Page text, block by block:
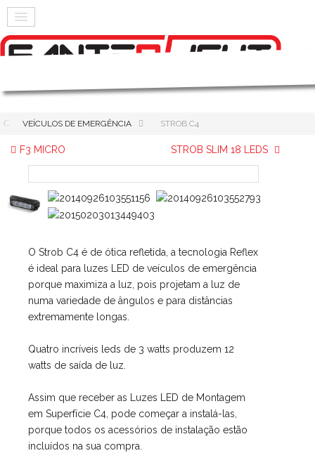
VEÍCULOS DE EMERGÊNCIA STROB C4
F3 MICRO STROB SLIM 18 LEDS
O Strob C4 é de ótica refletida, a tecnologia Reflex
é ideal para luzes LED de veículos de emergência
porque maximiza a luz, pois projetam a luz de
numa variedade de ângulos e para distâncias
extremamente longas.
Quatro incríveis leds de 3 watts produzem 12
watts de saída de luz.
Assim que receber as Luzes LED de Montagem
em Superfície C4, pode começar a instalá-las,
porque todos os acessórios de instalação estão
incluídos na sua compra.